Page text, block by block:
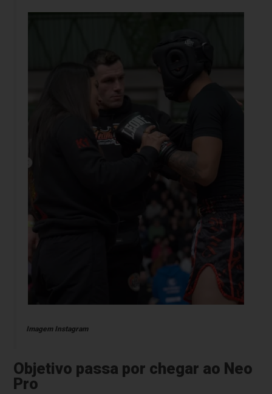
Imagem Instagram
Objetivo passa por chegar ao Neo
Pro